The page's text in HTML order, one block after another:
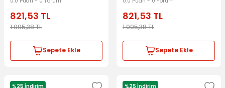
821,53 TL
1.095,38TL
Sepete Ekle
821,53 TL
1.095,38TL
Sepete Ekle
%25 İndirim %25 İndirim